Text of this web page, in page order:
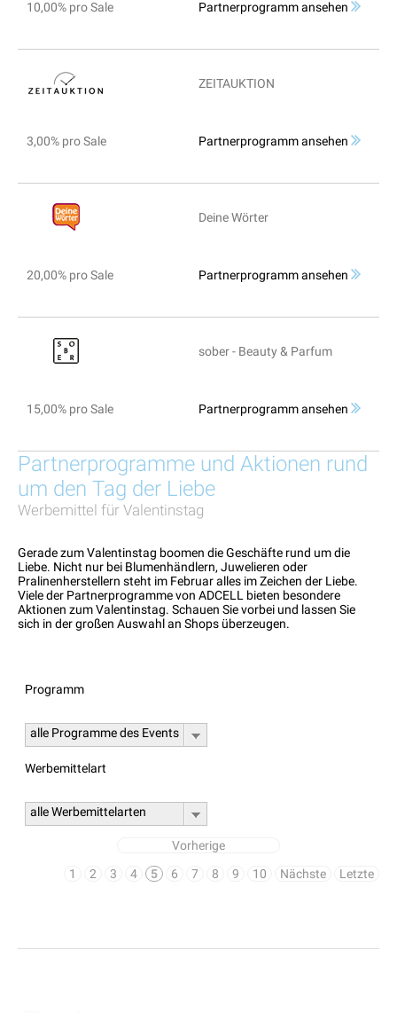
10,00% pro Sale Partnerprogramm ansehen
ZEITAUKTION
3,00% pro Sale Partnerprogramm ansehen
Deine Wörter
20,00% pro Sale Partnerprogramm ansehen
sober - Beauty & Parfum
15,00% pro Sale Partnerprogramm ansehen
Partnerprogramme und Aktionen rund
um den Tag der Liebe
Werbemittel für Valentinstag
Gerade zum Valentinstag boomen die Geschäfte rund um die
Liebe. Nicht nur bei Blumenhändlern, Juwelieren oder
Pralinenherstellern steht im Februar alles im Zeichen der Liebe.
Viele der Partnerprogramme von ADCELL bieten besondere
Aktionen zum Valentinstag. Schauen Sie vorbei und lassen Sie
sich in der großen Auswahl an Shops überzeugen.
Programm
alle Programme des Events
Werbemittelart
alle Werbemittelarten
Vorherige
1
2 3 4 5 6 7 8 9 10 Nächste Letzte